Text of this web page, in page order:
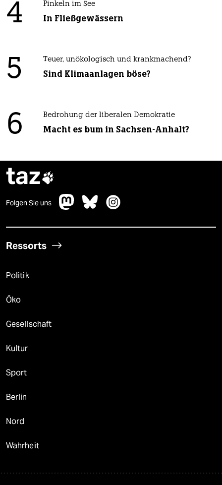
4 Pinkeln im See
In Fließgewässern
5 Teuer, unökologisch und krankmachend?
Sind Klimaanlagen böse?
6 Bedrohung der liberalen Demokratie
Macht es bum in Sachsen-Anhalt?
taz
Folgen Sie uns
Ressorts
Politik
Öko
Gesellschaft
Kultur
Sport
Berlin
Nord
Wahrheit